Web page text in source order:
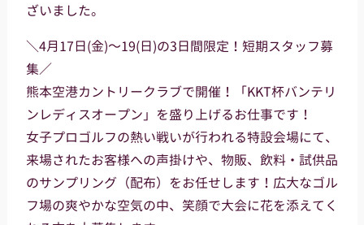
ざいました。
＼4月17日(金)～19(日)の3日間限定！短期スタッフ募
集／
熊本空港カントリークラブで開催！「KKT杯バンテリ
ンレディスオープン」を盛り上げるお仕事です！
女子プロゴルフの熱い戦いが行われる特設会場にて、
来場されたお客様への声掛けや、物販、飲料・試供品
のサンプリング（配布）をお任せします！広大なゴル
フ場の爽やかな空気の中、笑顔で大会に花を添えてく